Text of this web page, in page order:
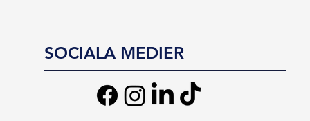
SOCIALA MEDIER